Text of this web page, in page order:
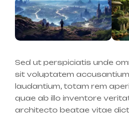
Sed ut perspiciatis unde
sit voluptatem
laudantium, totam rem
quae ab illo inventore
architecto beatae vitae